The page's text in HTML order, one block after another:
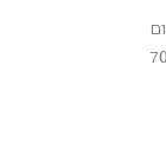
לשזיפים טריים ומיובשים, שקדים, אגוזי מלך ווניל.700